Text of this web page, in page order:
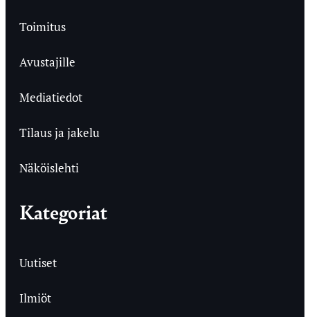
Toimitus
Avustajille
Mediatiedot
Tilaus ja jakelu
Näköislehti
Kategoriat
Uutiset
Ilmiöt